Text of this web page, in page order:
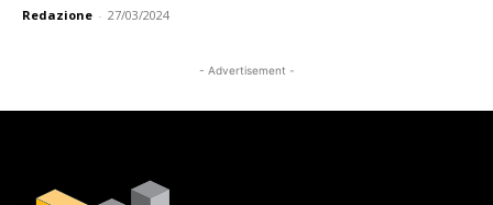
Redazione - 27/03/2024
- Advertisement -